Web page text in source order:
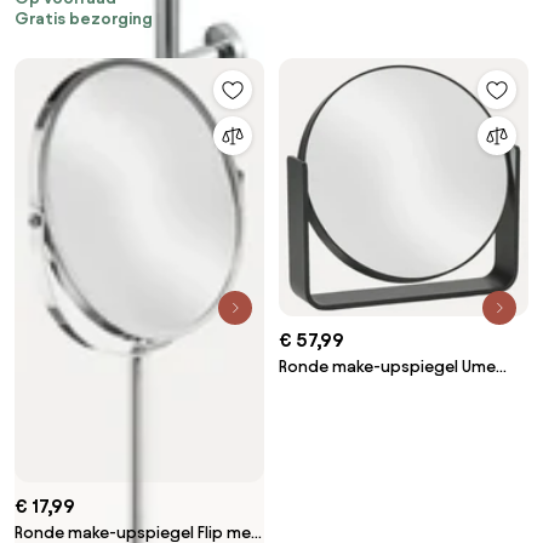
chroom
Gratis bezorging
€ 17,99
Ronde make-upspiegel Flip met
€ 57,99
Ronde make-upspiegel Ume